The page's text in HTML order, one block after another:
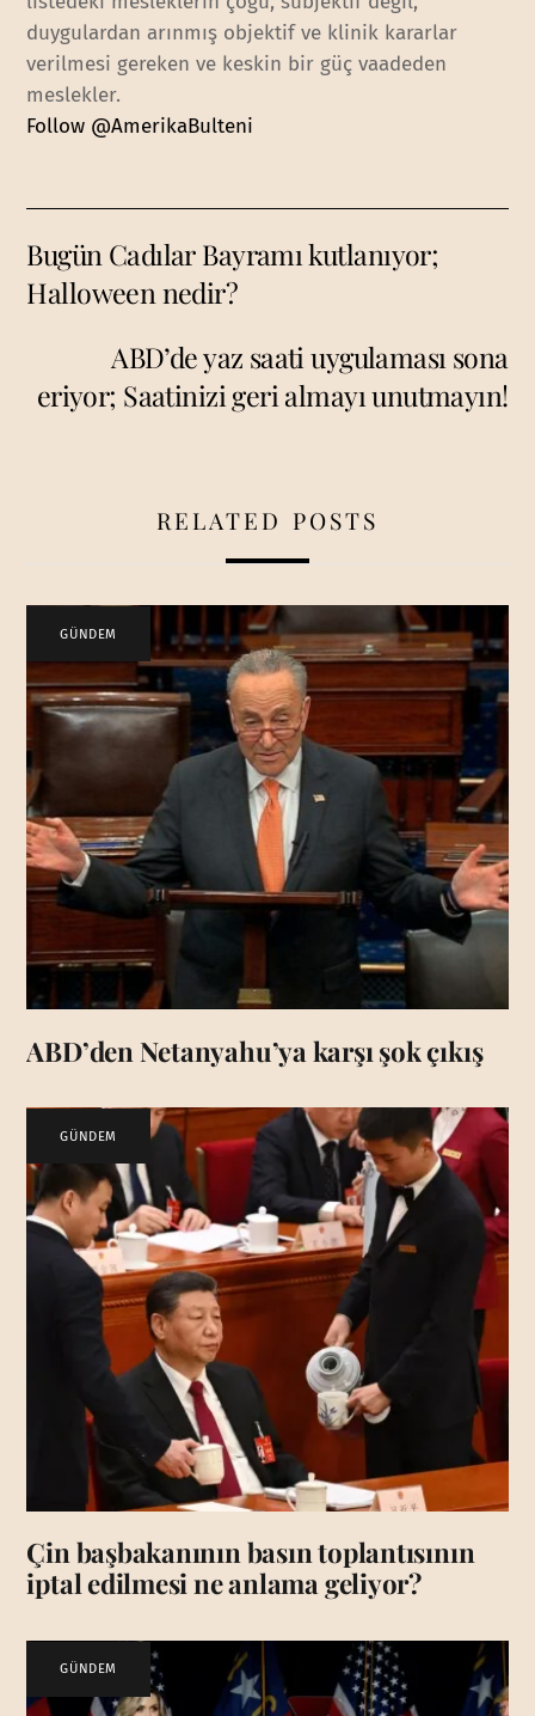
duygulardan arınmış objektif ve klinik kararlar
verilmesi gereken ve keskin bir güç vaadeden
meslekler.
Follow @AmerikaBulteni
Bugün Cadılar Bayramı kutlanıyor;
Halloween nedir?
ABD’de yaz saati uygulaması sona
eriyor; Saatinizi geri almayı unutmayın!
RELATED POSTS
GÜNDEM
ABD’den Netanyahu’ya karşı şok çıkış
GÜNDEM
Çin başbakanının basın toplantısının
iptal edilmesi ne anlama geliyor?
GÜNDEM